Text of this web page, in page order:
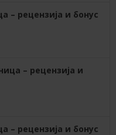
– рецензија и бонус
– рецензија и
– рецензија и бонус